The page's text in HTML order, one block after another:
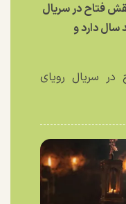
فتاح در سریال
دارد و
سریال رویای